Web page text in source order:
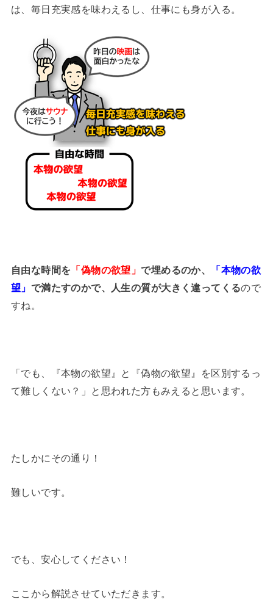
は、毎日充実感を味わえるし、仕事にも身が入る。
自由な時間を 「偽物の欲望」で埋めるのか、
「本物の欲
望」 で満たすのかで、人生の質が大きく違ってくるので
すね。
「でも、『本物の欲望』と『偽物の欲望』を区別するっ
て難しくない？」と思われた方もみえると思います。
たしかにその通り！
難しいです。
でも、安心してください！
ここから解説させていただきます。